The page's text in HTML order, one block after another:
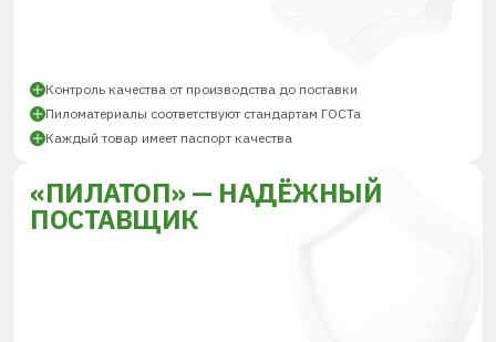
Контроль качества от производства до поставки
Пиломатериалы соответствуют стандартам ГОСТа
Каждый товар имеет паспорт качества
«ПИЛАТОП» — НАДЁЖНЫЙ
ПОСТАВЩИК